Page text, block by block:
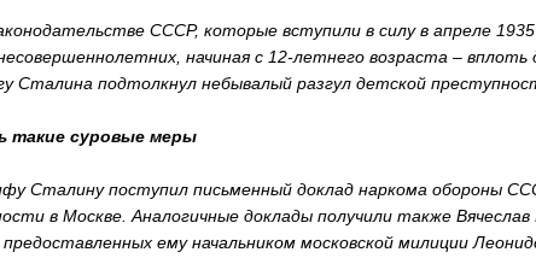
СССР, которые вступили в силу в апреле 1935
начиная с 12-летнего возраста –
Сталина подтолкнул небывалый разгул детской
такие суровые меры
Сталину поступил письменный доклад наркома обороны
в Москве. Аналогичные доклады получили также
ему начальником московской милиции